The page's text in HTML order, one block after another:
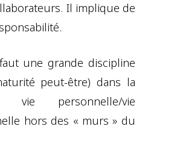
Il implique de
une grande discipline
peut-être) dans la
vie personnelle/vie
hors des « murs » du